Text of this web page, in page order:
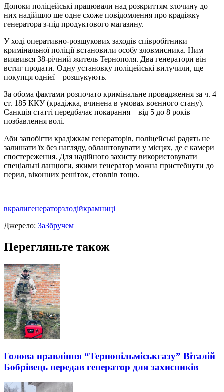
Допоки полiцейськi працювали над розкриттям злочину до
них надiйшло ще одне схоже повiдомлення про крадiжку
генератора з-пiд продуктового магазину.
У ходi оперативно-розшукових заходiв спiвробiтники
кримiнальної полiцiї встановили особу зловмисника. Ним
виявився 38-рiчний житель Тернополя. Два генератори вiн
встиг продати. Одну установку полiцейськi вилучили, ще
покупця однiєї – розшукують.
За обома фактами розпочато кримiнальне провадження за ч. 4
ст. 185 ККУ (крадiжка, вчинена в умовах воєнного стану).
Санкцiя статтi передбачає покарання – вiд 5 до 8 рокiв
позбавлення волi.
Аби запобiгти крадiжкам генераторiв, полiцейськi радять не
залишати їх без нагляду, облаштовувати у мiсцях, де є камери
спостереження. Для надiйного захисту використовувати
спецiальнi ланцюги, якими генератор можна пристебнути до
перил, вiконних решiток, стовпiв тощо.
вкралигенераторзлодійкрамниці
Джерело: ЗаЗбручем
Перегляньте також
Голова правління “Тернопільміськгазу” Віталій
Бобрівець передав генератор для захисників